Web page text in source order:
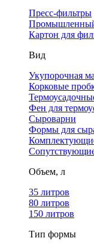
Пресс-фильтры
Картон для
Вид
Укупорочная
Корковые
Фен для
Сыроварни
Формы для
Объем, л
35 литров
80 литров
150 литров
Тип формы